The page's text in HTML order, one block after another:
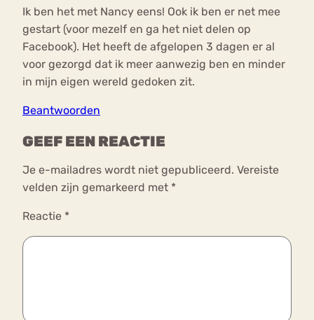
Ik ben het met Nancy eens! Ook ik ben er net mee
gestart (voor mezelf en ga het niet delen op
Facebook). Het heeft de afgelopen 3 dagen er al
voor gezorgd dat ik meer aanwezig ben en minder
in mijn eigen wereld gedoken zit.
Beantwoorden
GEEF EEN REACTIE
Je e-mailadres wordt niet gepubliceerd. Vereiste
velden zijn gemarkeerd met *
Reactie *